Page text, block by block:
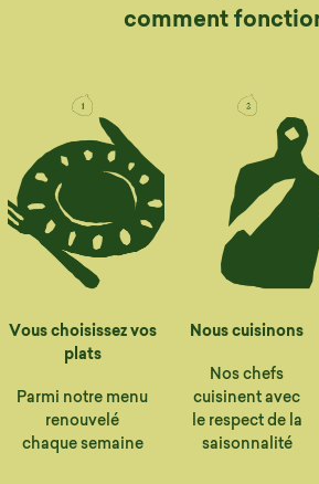
comment
Vous choisissez vos
plats
Parmi notre menu
renouvelé
chaque semaine
Nous cuisinons
Nos chefs
cuisinent avec
le respect de la
saisonnalité